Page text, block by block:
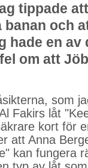
tippade
och
hade en av
om att
som
Fakirs låt
kort för
att Anna
kan fungera